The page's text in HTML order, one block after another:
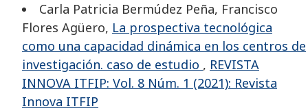
Carla Patricia Bermúdez Peña, Francisco
Flores Agüero, La prospectiva tecnológica
como una capacidad dinámica en los centros de
investigación. caso de estudio , REVISTA
INNOVA ITFIP: Vol. 8 Núm. 1 (2021): Revista
Innova ITFIP